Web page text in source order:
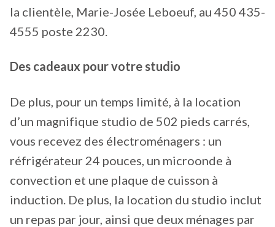
la clientèle, Marie-Josée Leboeuf, au 450 435-
4555 poste 2230.
Des cadeaux pour votre studio
De plus, pour un temps limité, à la location
d’un magnifique studio de 502 pieds carrés,
vous recevez des électroménagers : un
réfrigérateur 24 pouces, un microonde à
convection et une plaque de cuisson à
induction. De plus, la location du studio inclut
un repas par jour, ainsi que deux ménages par